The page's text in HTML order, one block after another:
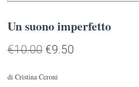
Un suono imperfetto
€10.00 Il
€9.50
di Cristina Ceroni